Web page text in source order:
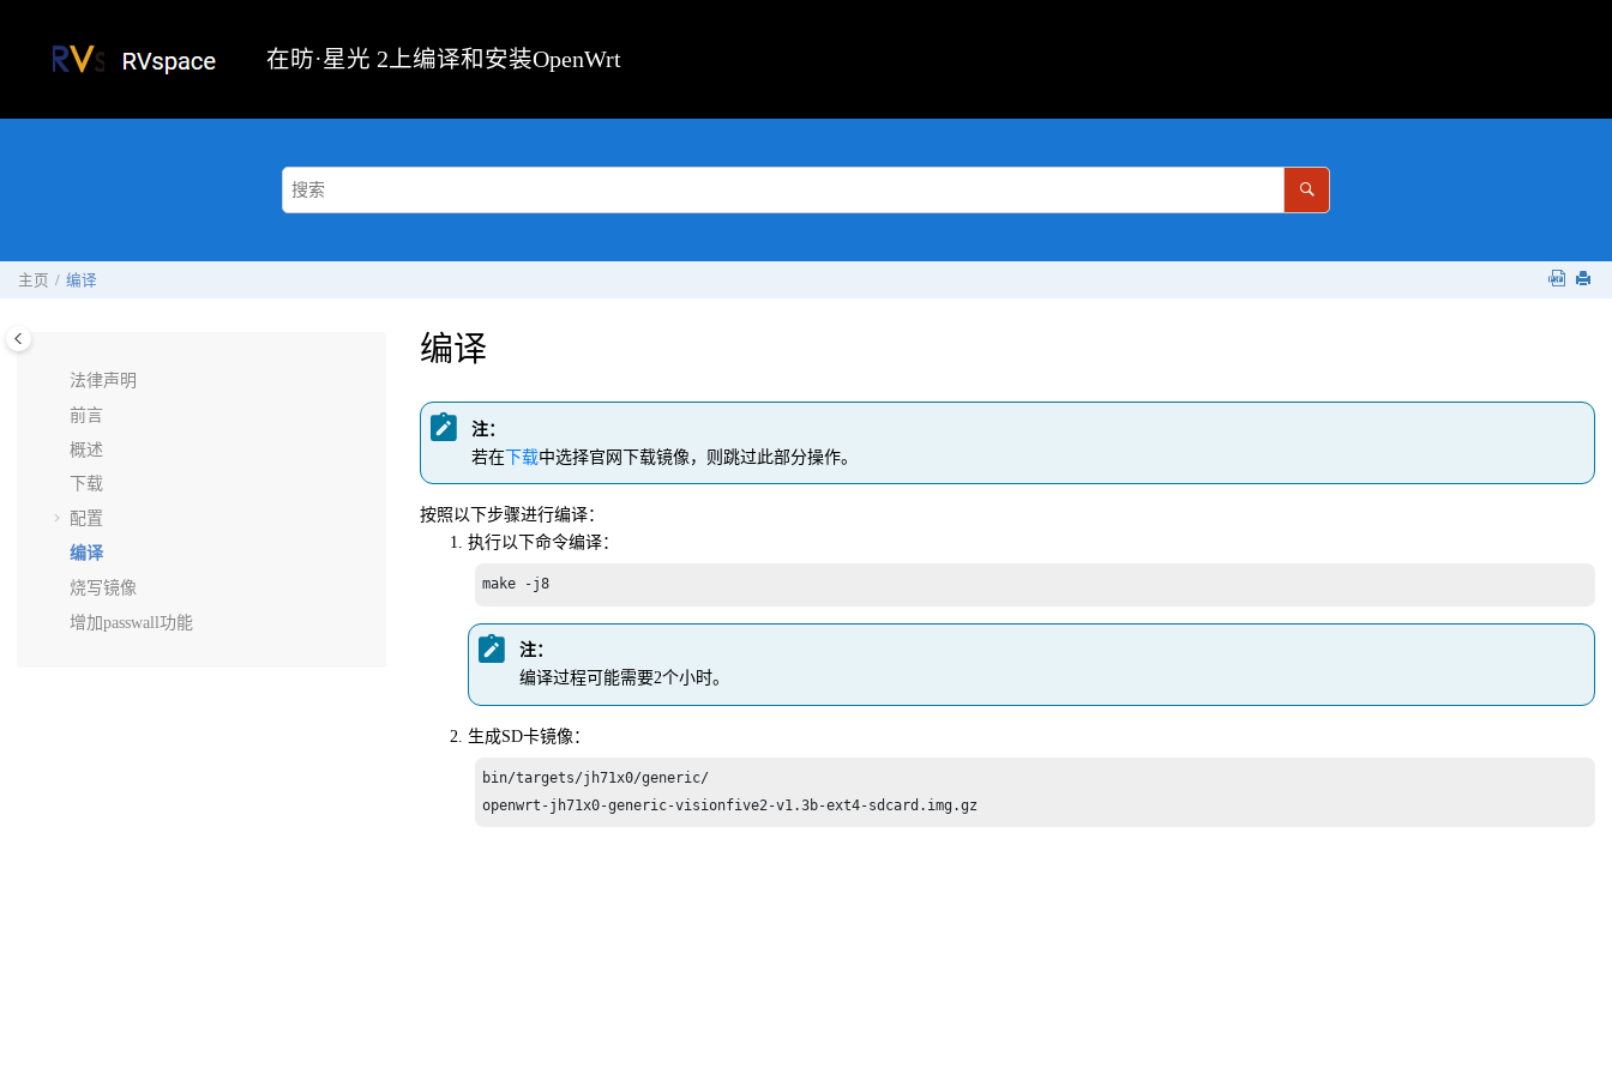
在昉·星光 2 上编译和安装OpenWrt
主页 编译
法律声明
前言
概述
下载
配置
编译
烧写镜像
增加passwall功能
编译
注：
若在下载中选择官网下载镜像，则跳过此部分操作。
按照以下步骤进行编译：
执行以下命令编译：
make -j8
注：
编译过程可能需要2个小时。
生成SD卡镜像：
bin/targets/jh71x0/generic/
openwrt-jh71x0-generic-visionfive2-v1.3b-ext4-sdcard.img.gz